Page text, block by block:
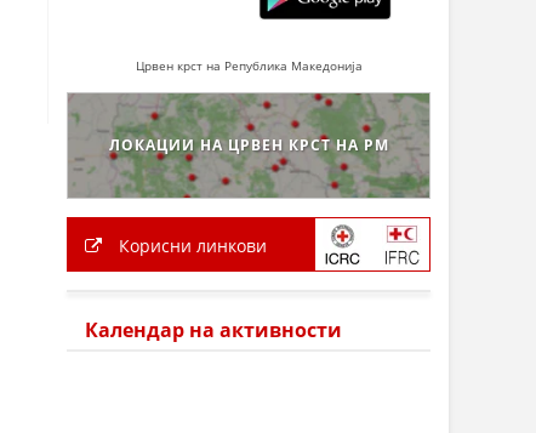
Црвен крст на Република Македонија
ЛОКАЦИИ НА ЦРВЕН КРСТ НА РМ
Корисни линкови
Календар на активности